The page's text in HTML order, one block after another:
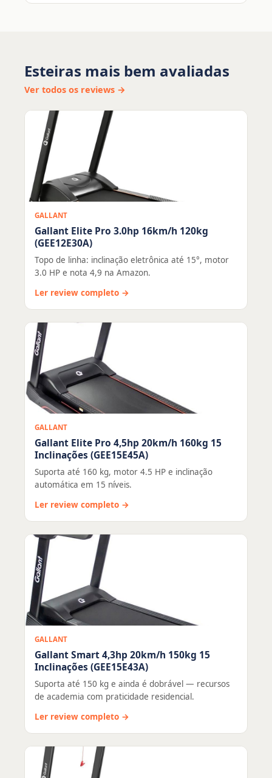
Esteiras mais bem avaliadas
Ver todos os reviews →
GALLANT
Gallant Elite Pro 3.0hp 16km/h 120kg
(GEE12E30A)
Topo de linha: inclinação eletrônica até 15°, motor
3.0 HP e nota 4,9 na Amazon.
Ler review completo →
GALLANT
Gallant Elite Pro 4,5hp 20km/h 160kg 15
Inclinações (GEE15E45A)
Suporta até 160 kg, motor 4.5 HP e inclinação
automática em 15 níveis.
Ler review completo →
GALLANT
Gallant Smart 4,3hp 20km/h 150kg 15
Inclinações (GEE15E43A)
Suporta até 150 kg e ainda é dobrável — recursos
de academia com praticidade residencial.
Ler review completo →